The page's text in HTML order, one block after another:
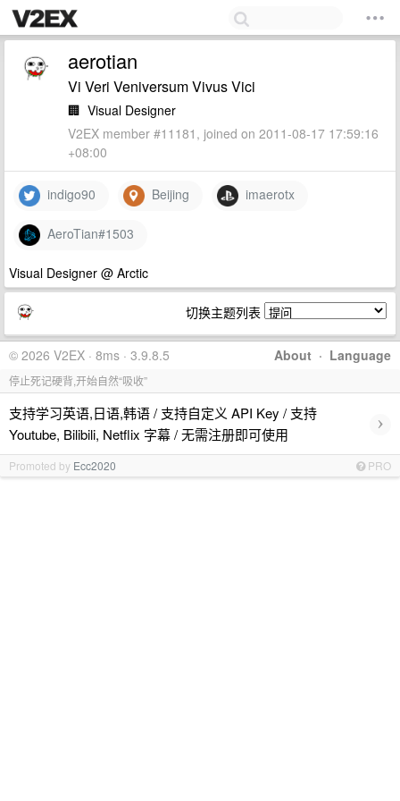
aerotian
Vi Veri Veniversum Vivus Vici
🏢 Visual Designer
V2EX member #11181, joined on 2011-08-17 17:59:16
+08:00
indigo90 Beijing imaerotx
AeroTian#1503
Visual Designer @ Arctic
切换主题列表
About · Language
© 2026 V2EX · 8ms · 3.9.8.5
停止死记硬背,开始自然“吸收”
支持学习英语,日语,韩语 / 支持自定义 API Key / 支持
Youtube, Bilibili, Netflix 字幕 / 无需注册即可使用
›
Promoted by Ecc2020 PRO